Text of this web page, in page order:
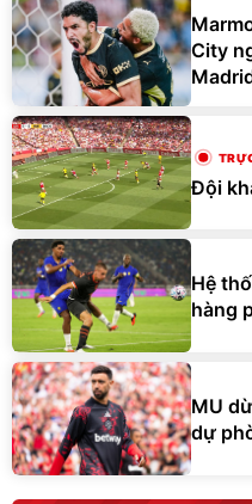
City
Đội
Hệ
hàng
MU
dự